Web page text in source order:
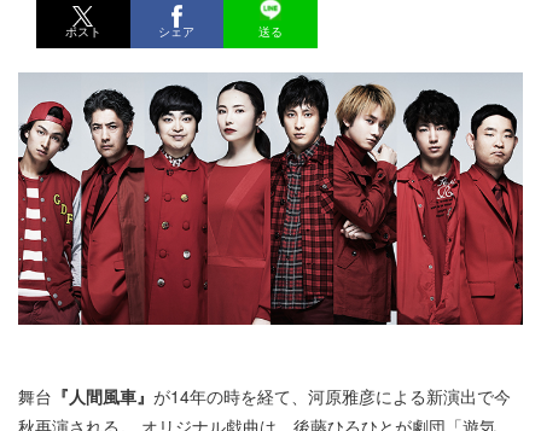
ポスト シェア 送る
舞台 『人間風車』 が14年の時を経て、河原雅彦による新演出で今
秋再演される。 オリジナル戯曲は、後藤ひろひとが劇団「遊気